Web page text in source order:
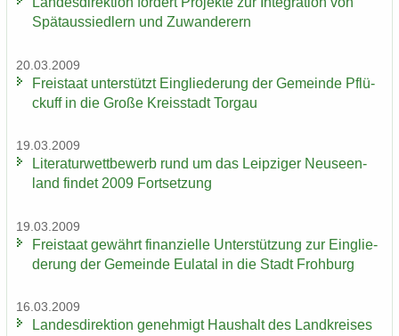
Spät­aus­sied­lern und Zu­wan­de­rern
20.03.2009
Frei­staat un­ter­stützt Ein­glie­de­rung der Ge­mein­de Pflü­
ckuff in die Große Kreis­stadt Tor­gau
19.03.2009
Li­te­ra­tur­wett­be­werb rund um das Leip­zi­ger Neu­seen­
land fin­det 2009 Fort­set­zung
19.03.2009
Frei­staat ge­währt fi­nan­zi­el­le Un­ter­stüt­zung zur Ein­glie­
de­rung der Ge­mein­de Eu­la­tal in die Stadt Froh­burg
16.03.2009
Lan­des­di­rek­ti­on ge­neh­migt Haus­halt des Land­krei­ses